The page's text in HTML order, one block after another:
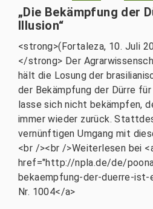
„Die Bekämpfung der
Illusion“
<strong>(Fortaleza, 10. Juli
</strong> Der
hält die Losung der
der Bekämpfung der Dürre
lasse sich nicht bekämpfen,
immer wieder zurück.
vernünftigen Umgang mit
<br /><br />Weiterlesen bei
href="http://npla.de/de/
bekaempfung-der-duerre-ist-
Nr. 1004</a>